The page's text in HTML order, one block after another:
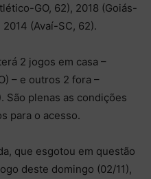
GO, 62), 2018 (Goiás-
(Avaí-SC, 62).
2 jogos em casa –
– e outros 2 fora –
São plenas as condições
para o acesso.
que esgotou em questão
deste domingo (02/11),